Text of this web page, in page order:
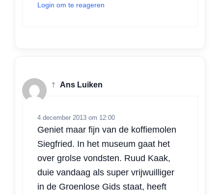
Login om te reageren
† Ans Luiken
4 december 2013 om 12:00
Geniet maar fijn van de koffiemolen
Siegfried. In het museum gaat het
over grolse vondsten. Ruud Kaak,
duie vandaag als super vrijwuilliger
in de Groenlose Gids staat, heeft